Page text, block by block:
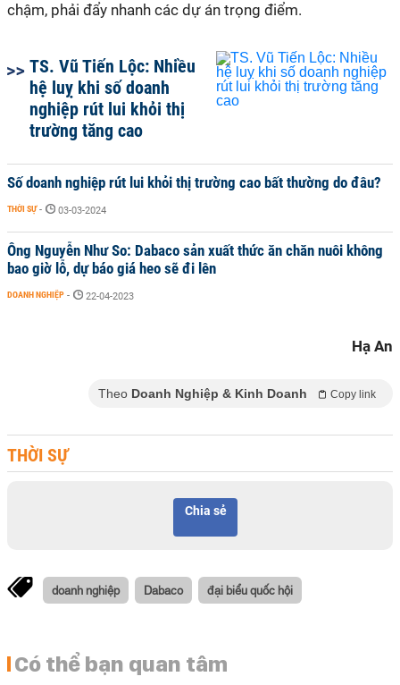
chậm, phải đẩy nhanh các dự án trọng điểm.
TS. Vũ Tiến Lộc: Nhiều
hệ luỵ khi số doanh
nghiệp rút lui khỏi thị
trường tăng cao
Số doanh nghiệp rút lui khỏi thị trường cao bất thường do đâu?
THỜI SỰ - 03-03-2024
Ông Nguyễn Như So: Dabaco sản xuất thức ăn chăn nuôi không
bao giờ lỗ, dự báo giá heo sẽ đi lên
DOANH NGHIỆP - 22-04-2023
Hạ An
Theo Doanh Nghiệp & Kinh Doanh Copy link
THỜI SỰ
Chia sẻ
doanh nghiệp Dabaco đại biểu quốc hội
Có thể bạn quan tâm